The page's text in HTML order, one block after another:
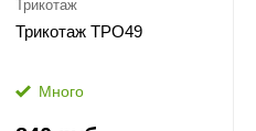
Трикотаж
Трикотаж ТРО49
Много